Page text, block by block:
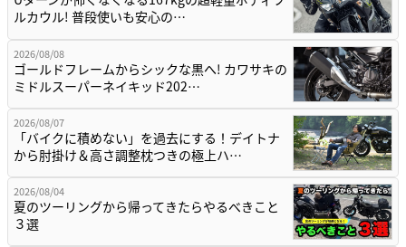
ルカウル! 普段使いも安心の…
2026/08/08
ゴールドフレームからシックな黒へ! カワサキの
ミドルスーパーネイキッド202…
2026/08/07
「バイクに積めない」を過去にする！デイトナ
から肘掛け＆高さ調整枕つきの極上ハ…
2026/08/04
夏のツーリングから帰ってきたらやるべきこと
３選